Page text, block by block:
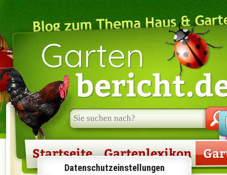
Garten
Suche
im
Startseite Gartenlexikon
Datenschutzeinstellungen